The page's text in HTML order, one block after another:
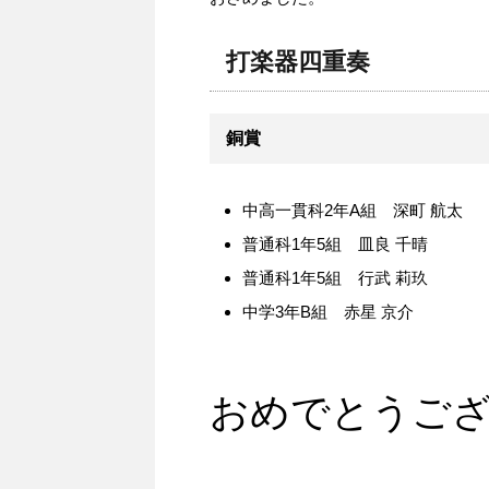
打楽器四重奏
銅賞
中高一貫科2年A組 深町 航太
普通科1年5組 皿良 千晴
普通科1年5組 行武 莉玖
中学3年B組 赤星 京介
おめでとうご